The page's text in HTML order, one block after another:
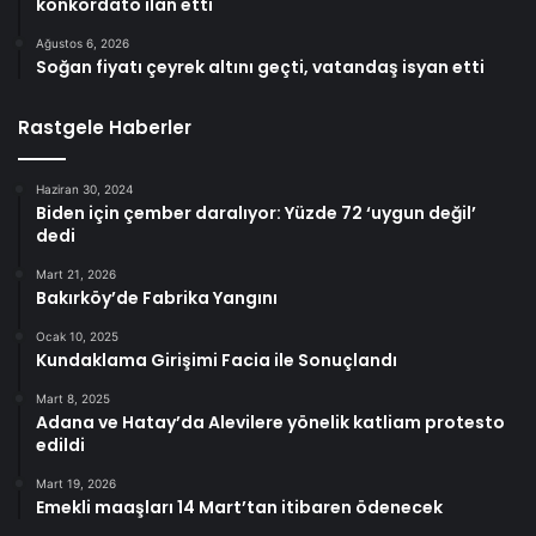
konkordato ilan etti
Ağustos 6, 2026
Soğan fiyatı çeyrek altını geçti, vatandaş isyan etti
Rastgele Haberler
Haziran 30, 2024
Biden için çember daralıyor: Yüzde 72 ‘uygun değil’
dedi
Mart 21, 2026
Bakırköy’de Fabrika Yangını
Ocak 10, 2025
Kundaklama Girişimi Facia ile Sonuçlandı
Mart 8, 2025
Adana ve Hatay’da Alevilere yönelik katliam protesto
edildi
Mart 19, 2026
Emekli maaşları 14 Mart’tan itibaren ödenecek